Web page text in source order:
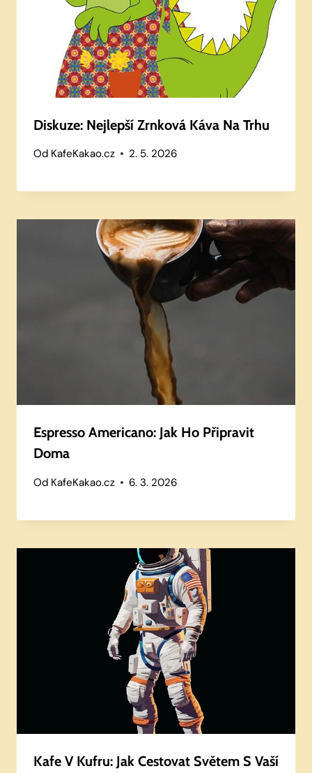
Diskuze: Nejlepší Zrnková Káva Na Trhu
Od KafeKakao.cz 2. 5. 2026
Espresso Americano: Jak Ho Připravit
Doma
Od KafeKakao.cz 6. 3. 2026
Kafe V Kufru: Jak Cestovat Světem S Vaší